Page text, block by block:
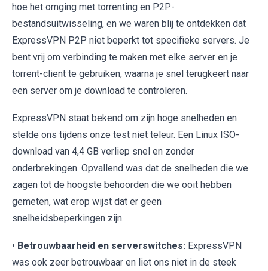
hoe het omging met torrenting en P2P-
bestandsuitwisseling, en we waren blij te ontdekken dat
ExpressVPN P2P niet beperkt tot specifieke servers. Je
bent vrij om verbinding te maken met elke server en je
torrent-client te gebruiken, waarna je snel terugkeert naar
een server om je download te controleren.
ExpressVPN staat bekend om zijn hoge snelheden en
stelde ons tijdens onze test niet teleur. Een Linux ISO-
download van 4,4 GB verliep snel en zonder
onderbrekingen. Opvallend was dat de snelheden die we
zagen tot de hoogste behoorden die we ooit hebben
gemeten, wat erop wijst dat er geen
snelheidsbeperkingen zijn.
• Betrouwbaarheid en serverswitches: ExpressVPN
was ook zeer betrouwbaar en liet ons niet in de steek